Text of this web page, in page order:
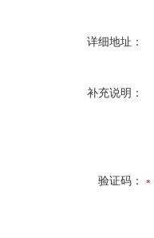
详细地址：
补充说明：
验证码：